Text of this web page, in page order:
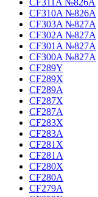
CF311A №826A
CF310A №826A
CF303A №827A
CF302A №827A
CF301A №827A
CF300A №827A
CF289Y
CF289X
CF289A
CF287X
CF287A
CF283X
CF283A
CF281X
CF281A
CF280X
CF280A
CF279A